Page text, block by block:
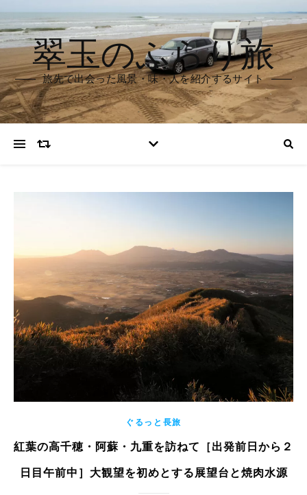
翠玉のふらり旅
旅先で出会った風景・味・人を紹介するサイト
ぐるっと長旅
紅葉の高千穂・阿蘇・九重を訪ねて［出発前日から２
日目午前中］大観望を初めとする展望台と焼肉水源